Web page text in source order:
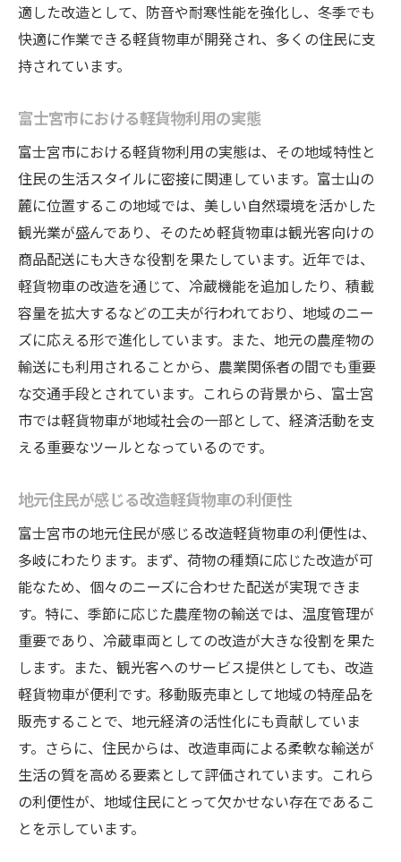
適した改造として、防音や耐寒性能を強化し、冬季でも
快適に作業できる軽貨物車が開発され、多くの住民に支
持されています。
富士宮市における軽貨物利用の実態
富士宮市における軽貨物利用の実態は、その地域特性と
住民の生活スタイルに密接に関連しています。富士山の
麓に位置するこの地域では、美しい自然環境を活かした
観光業が盛んであり、そのため軽貨物車は観光客向けの
商品配送にも大きな役割を果たしています。近年では、
軽貨物車の改造を通じて、冷蔵機能を追加したり、積載
容量を拡大するなどの工夫が行われており、地域のニー
ズに応える形で進化しています。また、地元の農産物の
輸送にも利用されることから、農業関係者の間でも重要
な交通手段とされています。これらの背景から、富士宮
市では軽貨物車が地域社会の一部として、経済活動を支
える重要なツールとなっているのです。
地元住民が感じる改造軽貨物車の利便性
富士宮市の地元住民が感じる改造軽貨物車の利便性は、
多岐にわたります。まず、荷物の種類に応じた改造が可
能なため、個々のニーズに合わせた配送が実現できま
す。特に、季節に応じた農産物の輸送では、温度管理が
重要であり、冷蔵車両としての改造が大きな役割を果た
します。また、観光客へのサービス提供としても、改造
軽貨物車が便利です。移動販売車として地域の特産品を
販売することで、地元経済の活性化にも貢献していま
す。さらに、住民からは、改造車両による柔軟な輸送が
生活の質を高める要素として評価されています。これら
の利便性が、地域住民にとって欠かせない存在であるこ
とを示しています。